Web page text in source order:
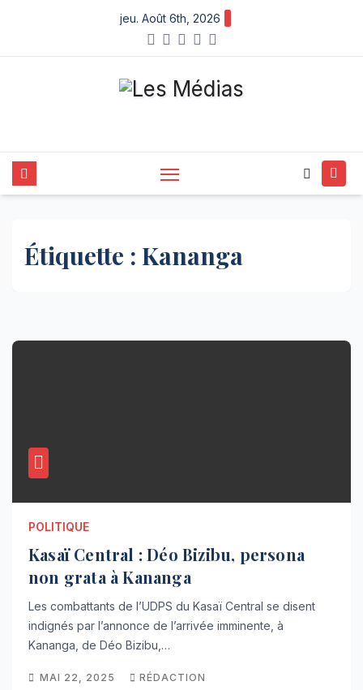
content
jeu. Août 6th, 2026
Étiquette : Kananga
POLITIQUE
Kasaï Central : Déo Bizibu, persona
non grata à Kananga
Les combattants de l’UDPS du Kasaï Central se disent
indignés par l’annonce de l’arrivée imminente, à
Kananga, de Déo Bizibu,…
MAI 22, 2025 RÉDACTION